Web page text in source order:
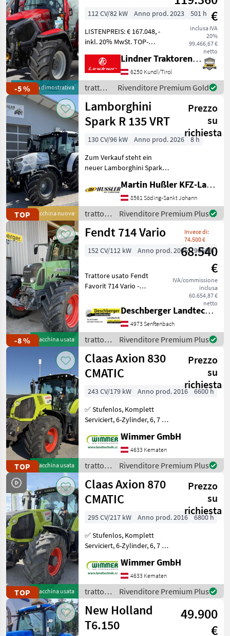
-5 %
Macchina dimostrativa
€
inclusa IVA
20%
99.466,67 €
netto
112 CV/82 kW Anno prod. 2023
501 h
LISTENPREIS: € 167.048, -
inkl. 20% MwSt. TOP-
Steuergeräte,
Anhängerbremsventil,
elektronische
Fronhubwerksregelung mit
Geräteentlastung,
Frontladerk
Lindner Traktorenwerk GesmbH
6250 Kundl/Tirol
trattori
/
Lindner
Rivenditore Premium Gold
TOP Macchina nuova
Lamborghini
Spark R 135 VRT
Prezzo
su
richiesta
130 CV/96 kW Anno prod. 2026
8 h
Zum Verkauf steht ein
neuer Lamborghini Spark
Vollausstattung! •
FARMotion 45
Vierzylindermotor •
stufenloses 50km/h
Getriebe mit Powershuttle
Martin Hußler KFZ-Landtechnik
8561 Söding-Sankt Johann
trattori
/
Lamborghini
Rivenditore Premium Plus
-8 % Macchina usata
Fendt 714 Vario
Invece di:
74.500 €
68.540
€
IVA/commissione
inclusa
60.654,87 €
netto
152 CV/112 kW Anno prod. 2006 9056 h
Trattore usato Fendt
Favorit 714 Vario -
- Valvola ausiliaria dw 1/1
posteriore DUDK - Valvola
ausiliaria dw 1/2 posteriore
DUDK - Valv
Deschberger Landtechnik GmbH
4973 Senftenbach
trattori
/ Fendt
Rivenditore Premium Plus
TOP Macchina usata
Claas Axion 830
CMATIC
Prezzo
su
richiesta
243 CV/179 kW Anno prod. 2016
6600 h
✅ Stufenlos, Komplett
Serviciert, 6-Zylinder, 6, 7 L,
CLAAS AXION 830 CMATIC
aus dem Jahr 2016 ist ein
richtig starker Allrounder
für Feld und
Wimmer GmbH
4633 Kematen
trattori
/ Claas
Rivenditore Premium Plus
TOP Macchina usata
Claas Axion 870
CMATIC
Prezzo
su
richiesta
295 CV/217 kW Anno prod. 2016
6800 h
✅ Stufenlos, Komplett
Serviciert, 6-Zylinder, 6, 7 L,
CLAAS AXION 870 CMATIC
aus dem Jahr 2016 ist ein
richtig starker Allrounder
für Feld und
Wimmer GmbH
4633 Kematen
trattori
/ Claas
Rivenditore Premium Plus
New Holland
T6.150
49.900
€